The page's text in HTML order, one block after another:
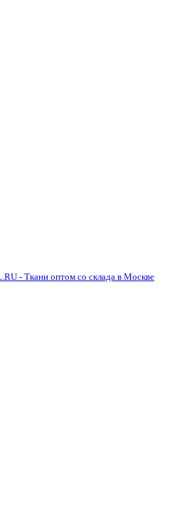
- Ткани оптом со склада в Москве